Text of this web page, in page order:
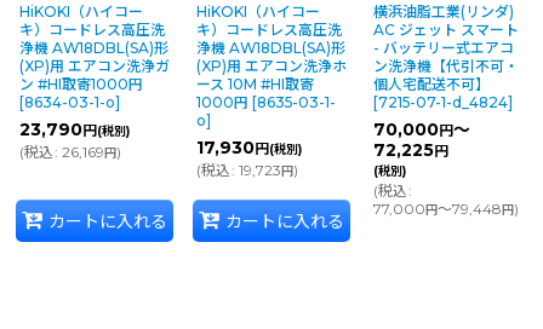
HiKOKI（ハイコー
キ）コードレス高圧洗
浄機 AW18DBL(SA)形
(XP)用 エアコン洗浄ガ
ン #HI取寄1000円
[8634-03-1-o]
23,790円(税別)
(税込: 26,169円)
カートに入れる
HiKOKI（ハイコー
キ）コードレス高圧洗
浄機 AW18DBL(SA)形
(XP)用 エアコン洗浄ホ
ース 10M #HI取寄
1000円 [8635-03-1-
o]
17,930円(税別)
(税込: 19,723円)
カートに入れる
横浜油脂工業(リンダ)
AC ジェット スマート
- バッテリー式エアコ
ン洗浄機【代引不可・
個人宅配送不可】
[7215-07-1-d_4824]
70,000円～
72,225円
(税別)
(税込:
77,000円～79,448円)